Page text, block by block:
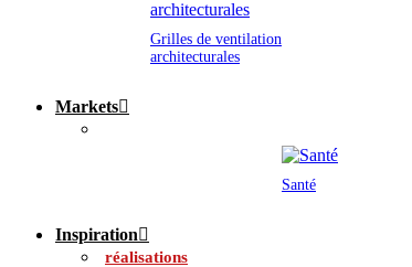
Grilles de ventilation
architecturales
Markets
Santé
Inspiration
réalisations